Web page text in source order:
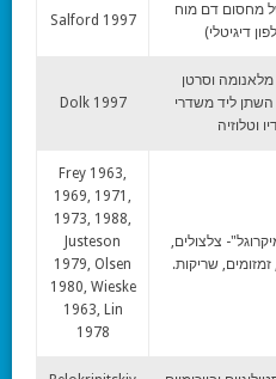
מחסום דם מוח
דיגיטלי)
Salford 1997
מלאנומה וסרטן
ליד משדרי
וטלוזיה
Dolk 1997
צלצולים,
שריקות.
Frey 1963,
1969, 1971,
1973, 1988,
Justeson
1979, Olsen
1980, Wieske
1963, Lin
1978